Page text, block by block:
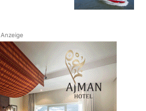
Anzeige